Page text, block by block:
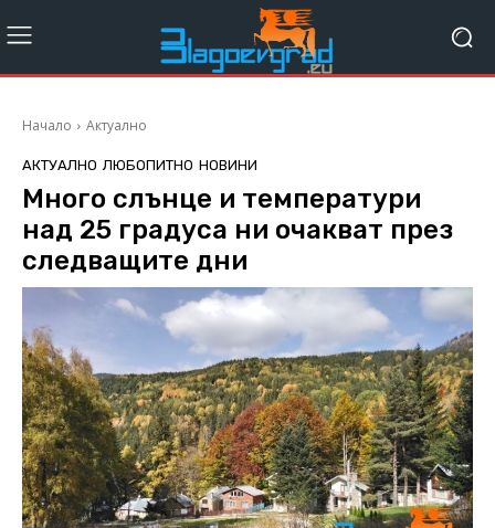
Начало Актуално
АКТУАЛНО ЛЮБОПИТНО НОВИНИ
Много слънце и температури
над 25 градуса ни очакват през
следващите дни